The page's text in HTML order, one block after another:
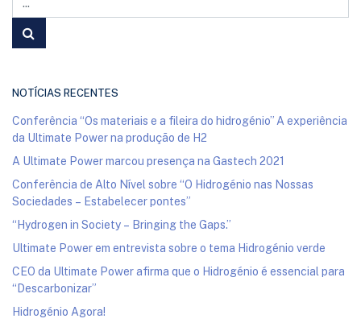
NOTÍCIAS RECENTES
Conferência “Os materiais e a fileira do hidrogénio” A experiência
da Ultimate Power na produção de H2
A Ultimate Power marcou presença na Gastech 2021
Conferência de Alto Nível sobre “O Hidrogénio nas Nossas
Sociedades – Estabelecer pontes”
“Hydrogen in Society – Bringing the Gaps.”
Ultimate Power em entrevista sobre o tema Hidrogénio verde
CEO da Ultimate Power afirma que o Hidrogénio é essencial para
“Descarbonizar”
Hidrogénio Agora!